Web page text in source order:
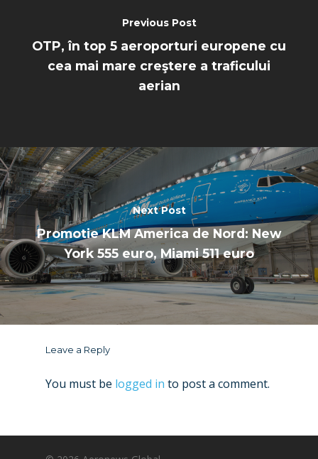
Previous Post
OTP, în top 5 aeroporturi europene cu
cea mai mare creştere a traficului
aerian
Next Post
Promotie KLM America de Nord: New
York 555 euro, Miami 511 euro
Leave a Reply
You must be logged in to post a comment.